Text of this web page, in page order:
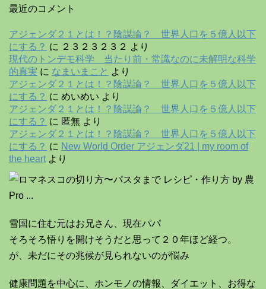
最近のコメント
アジェンダ２１とは！？陰謀論？ 世界人口を５億人以下
にする？ に ２３２３２３２ より
現代のトンデモ科学 当たり前・常識なのに未解明な科学
的真実 に なまいまこと より
アジェンダ２１とは！？陰謀論？ 世界人口を５億人以下
にする？ に めいめい より
アジェンダ２１とは！？陰謀論？ 世界人口を５億人以下
にする？ に 匿無 より
アジェンダ２１とは！？陰謀論？ 世界人口を５億人以下
にする？ に New World Order アジェンダ21 | my room of
the heart より
雪国に住む元はお兄さん、現在パパ
そろそろ悟りを開けそうだと思って２０年ほど経つ。
が、未だにその兆候が見られないのが悩み
健康問題を中心に、ホンモノの情報、ダイエット、お得な